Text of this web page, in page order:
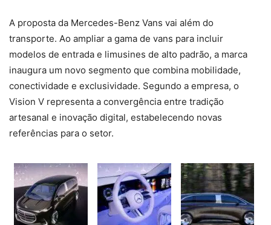
A proposta da Mercedes-Benz Vans vai além do
transporte. Ao ampliar a gama de vans para incluir
modelos de entrada e limusines de alto padrão, a marca
inaugura um novo segmento que combina mobilidade,
conectividade e exclusividade. Segundo a empresa, o
Vision V representa a convergência entre tradição
artesanal e inovação digital, estabelecendo novas
referências para o setor.